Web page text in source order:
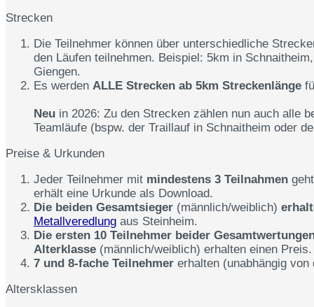
Strecken
Die Teilnehmer können über unterschiedliche
den Läufen teilnehmen. Beispiel: 5km in
Giengen.
Es werden ALLE Strecken ab 5km Streckenlänge
Neu in 2026: Zu den Strecken zählen nun auch alle
Teamläufe (bspw. der Traillauf in Schnaitheim oder
Preise & Urkunden
Jeder Teilnehmer mit mindestens 3 Teilnahmen
erhält eine Urkunde als Download.
Die beiden Gesamtsieger (männlich/weiblich)
Metallveredlung aus Steinheim.
Die ersten 10 Teilnehmer beider
Alterklasse (männlich/weiblich) erhalten einen Preis.
7 und 8-fache Teilnehmer erhalten (unabhängig
Altersklassen